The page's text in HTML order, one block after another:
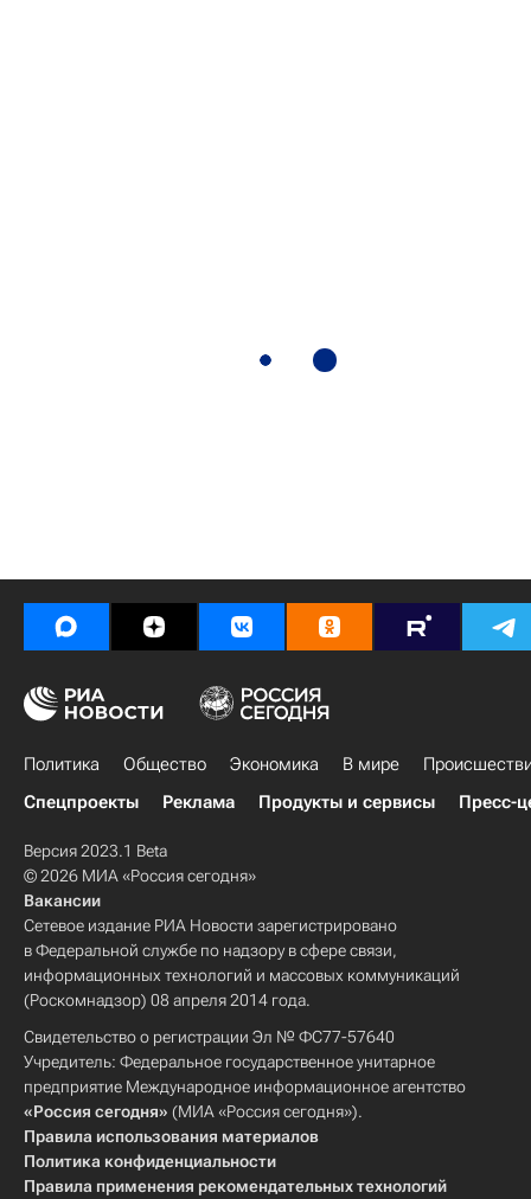
Политика Общество Экономика В мире
Спецпроекты
Реклама Продукты и сервисы Пресс-
Версия 2023.1 Beta
© 2026 МИА «Россия сегодня»
Вакансии
Сетевое издание РИА Новости зарегистрировано
в Федеральной службе по надзору в сфере связи,
информационных технологий и массовых коммуникаций
(Роскомнадзор) 08 апреля 2014 года.
Свидетельство о регистрации Эл № ФС77-57640
Учредитель: Федеральное государственное унитарное
предприятие Международное информационное агентство
«Россия сегодня» (МИА «Россия сегодня»).
Правила использования материалов
Политика конфиденциальности
Правила применения рекомендательных технологий